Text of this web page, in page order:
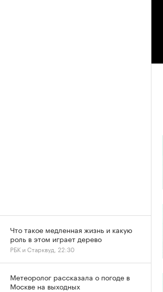
Что такое медленная жизнь и какую
роль в этом играет дерево
РБК и Старквуд, 22:30
Метеоролог рассказала о погоде в
Москве на выходных